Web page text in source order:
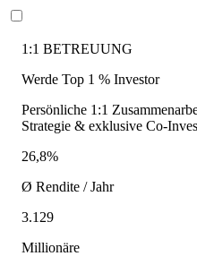
1:1 BETREUUNG
Werde Top 1 % Investor
Persönliche 1:1
Strategie & exklusive Co-
26,8%
Ø Rendite / Jahr
3.129
Millionäre